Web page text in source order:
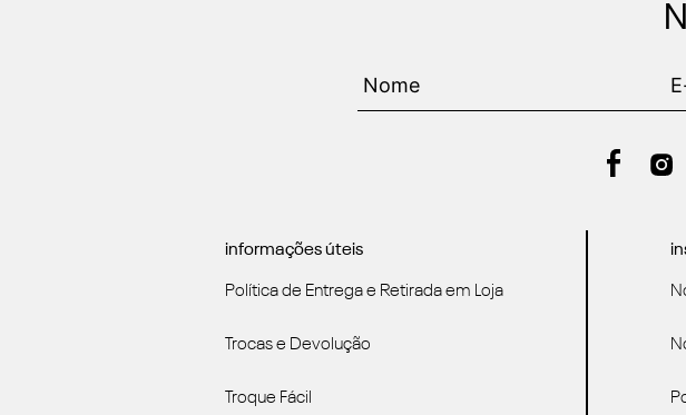
informações úteis
Política de Entrega e Retirada em Loja
Trocas e Devolução
Troque Fácil